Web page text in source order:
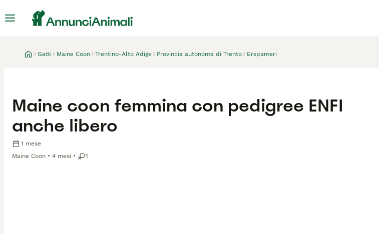
Gatti Maine Coon Trentino-Alto Adige Provincia autonoma di Trento Erspameri
Maine coon femmina con pedigree ENFI
anche libero
1 mese
Maine Coon
4 mesi 1